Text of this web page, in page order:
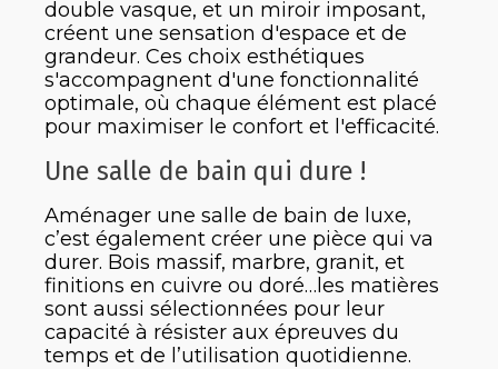
double vasque, et un miroir imposant,
créent une sensation d'espace et de
grandeur. Ces choix esthétiques
s'accompagnent d'une fonctionnalité
optimale, où chaque élément est placé
pour maximiser le confort et l'efficacité.
Une salle de bain qui dure !
Aménager une salle de bain de luxe,
c’est également créer une pièce qui va
durer. Bois massif, marbre, granit, et
finitions en cuivre ou doré…les matières
sont aussi sélectionnées pour leur
capacité à résister aux épreuves du
temps et de l’utilisation quotidienne.